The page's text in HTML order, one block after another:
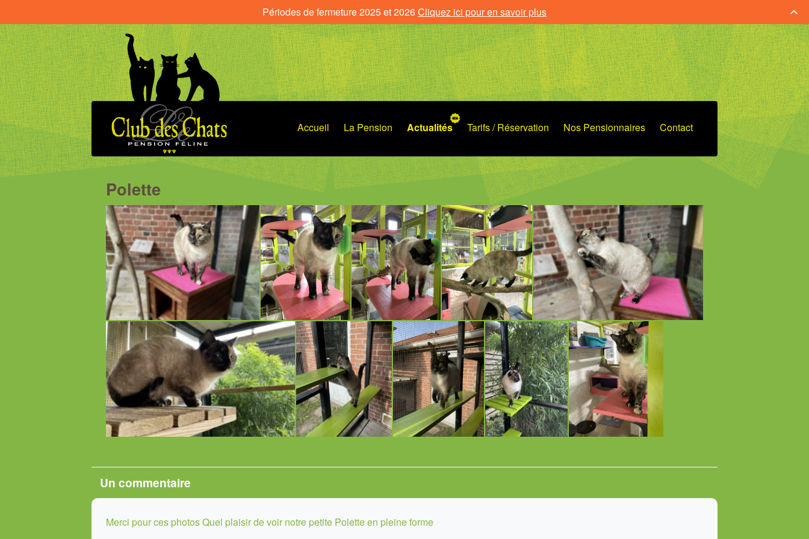
Accueil La Pension Actualités Tarifs / Réservation Nos Pensionnaires Contact
Polette
Un commentaire
Merci pour ces photos Quel plaisir de voir notre petite Polette en pleine forme
Périodes de fermeture 2025 et 2026Cliquez ici pour en savoir plus